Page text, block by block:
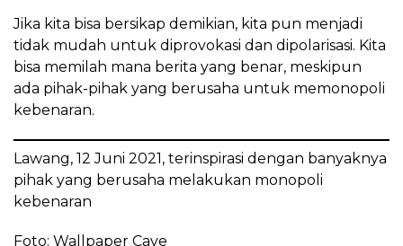
Jika kita bisa bersikap demikian, kita pun menjadi
tidak mudah untuk diprovokasi dan dipolarisasi. Kita
bisa memilah mana berita yang benar, meskipun
ada pihak-pihak yang berusaha untuk memonopoli
kebenaran.
Lawang, 12 Juni 2021, terinspirasi dengan banyaknya
pihak yang berusaha melakukan monopoli
kebenaran
Foto: Wallpaper Cave